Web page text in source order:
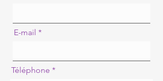
E-mail
Téléphone